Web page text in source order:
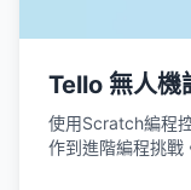
Tello 無人機
使用Scratch編程
作到進階編程挑戰